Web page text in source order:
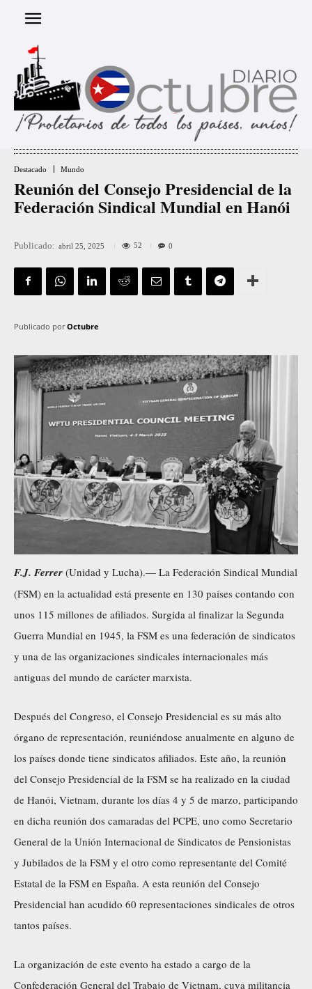
Destacado Mundo
Reunión del Consejo Presidencial de la
Federación Sindical Mundial en Hanói
Publicado: abril 25, 2025 52 0
Publicado por Octubre
F.J. Ferrer (Unidad y Lucha).— La Federación Sindical Mundial
(FSM) en la actualidad está presente en 130 países contando con
unos 115 millones de afiliados. Surgida al finalizar la Segunda
Guerra Mundial en 1945, la FSM es una federación de sindicatos
y una de las organizaciones sindicales internacionales más
antiguas del mundo de carácter marxista.
Después del Congreso, el Consejo Presidencial es su más alto
órgano de representación, reuniéndose anualmente en alguno de
los países donde tiene sindicatos afiliados. Este año, la reunión
del Consejo Presidencial de la FSM se ha realizado en la ciudad
de Hanói, Vietnam, durante los días 4 y 5 de marzo, participando
en dicha reunión dos camaradas del PCPE, uno como Secretario
General de la Unión Internacional de Sindicatos de Pensionistas
y Jubilados de la FSM y el otro como representante del Comité
Estatal de la FSM en España. A esta reunión del Consejo
Presidencial han acudido 60 representaciones sindicales de otros
tantos países.
La organización de este evento ha estado a cargo de la
Confederación General del Trabajo de Vietnam, cuya militancia